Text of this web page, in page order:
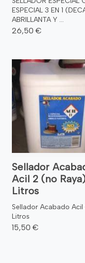
ESPECIAL 3 EN 1
ABRILLANTA Y ...
26,50 €
Sellador
Acil 2 (no
Litros
Sellador Acabado Acil
Litros
15,50 €